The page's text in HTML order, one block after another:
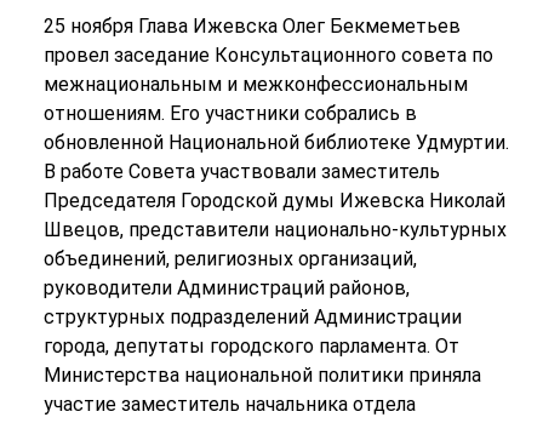
25 ноября Глава Ижевска Олег Бекмеметьев
провел заседание Консультационного совета по
межнациональным и межконфессиональным
отношениям. Его участники собрались в
обновленной Национальной библиотеке Удмуртии.
В работе Совета участвовали заместитель
Председателя Городской думы Ижевска Николай
Швецов, представители национально-культурных
объединений, религиозных организаций,
руководители Администраций районов,
структурных подразделений Администрации
города, депутаты городского парламента. От
Министерства национальной политики приняла
участие заместитель начальника отдела